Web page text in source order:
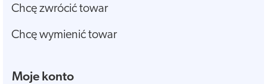
Chcę zwrócić towar
Chcę wymienić towar
Moje konto